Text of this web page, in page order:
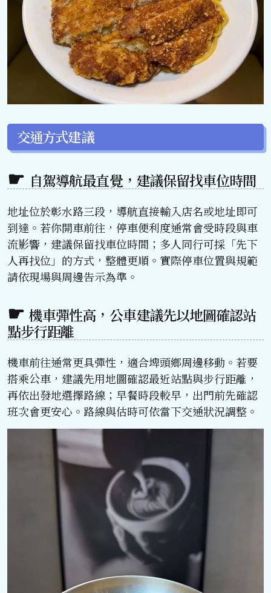
交通方式建議
自駕導航最直覺，建議保留找車位時間
地址位於彰水路三段，導航直接輸入店名或地址即可
到達。若你開車前往，停車便利度通常會受時段與車
流影響，建議保留找車位時間；多人同行可採「先下
人再找位」的方式，整體更順。實際停車位置與規範
請依現場與周邊告示為準。
機車彈性高，公車建議先以地圖確認站
點步行距離
機車前往通常更具彈性，適合埤頭鄉周邊移動。若要
搭乘公車，建議先用地圖確認最近站點與步行距離，
再依出發地選擇路線；早餐時段較早，出門前先確認
班次會更安心。路線與估時可依當下交通狀況調整。